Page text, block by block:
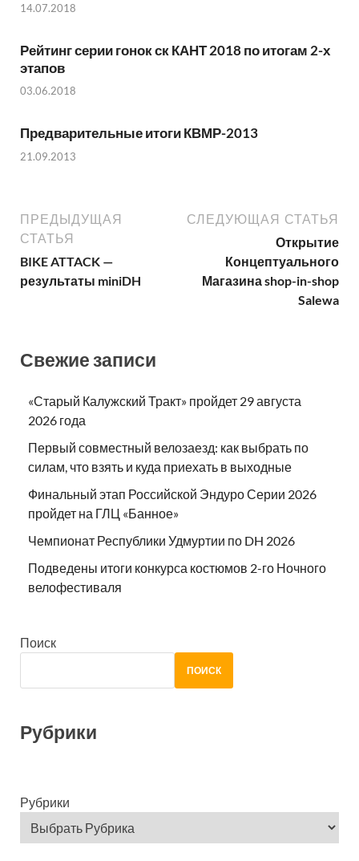
14.07.2018
Рейтинг серии гонок ск КАНТ 2018 по итогам 2-х
этапов
03.06.2018
Предварительные итоги КВМР-2013
21.09.2013
ПРЕДЫДУЩАЯ
СТАТЬЯ
BIKE ATTACK —
результаты miniDH
СЛЕДУЮЩАЯ СТАТЬЯ
Открытие
Концептуального
Магазина shop-in-shop
Salewa
Свежие записи
«Старый Калужский Тракт» пройдет 29 августа
2026 года
Первый совместный велозаезд: как выбрать по
силам, что взять и куда приехать в выходные
Финальный этап Российской Эндуро Серии 2026
пройдет на ГЛЦ «Банное»
Чемпионат Республики Удмуртии по DH 2026
Подведены итоги конкурса костюмов 2-го Ночного
велофестиваля
Поиск
ПОИСК
Рубрики
Рубрики